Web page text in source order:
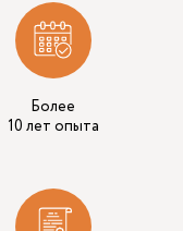
Более
10 лет опыта